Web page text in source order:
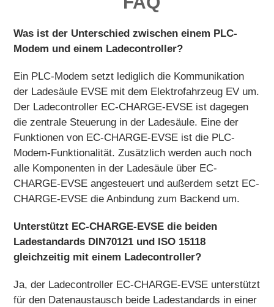
Was ist der Unterschied zwischen einem PLC-
Modem und einem Ladecontroller?
Ein PLC-Modem setzt lediglich die Kommunikation
der Ladesäule EVSE mit dem Elektrofahrzeug EV um.
Der Ladecontroller EC-CHARGE-EVSE ist dagegen
die zentrale Steuerung in der Ladesäule. Eine der
Funktionen von EC-CHARGE-EVSE ist die PLC-
Modem-Funktionalität. Zusätzlich werden auch noch
alle Komponenten in der Ladesäule über EC-
CHARGE-EVSE angesteuert und außerdem setzt EC-
CHARGE-EVSE die Anbindung zum Backend um.
Unterstützt EC-CHARGE-EVSE die beiden
Ladestandards DIN70121 und ISO 15118
gleichzeitig mit einem Ladecontroller?
Ja, der Ladecontroller EC-CHARGE-EVSE unterstützt
für den Datenaustausch beide Ladestandards in einer